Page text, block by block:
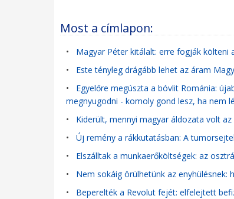
Most a címlapon:
• Magyar Péter kitálalt: erre fogják
• Este tényleg drágább lehet az áram
• Egyelőre megúszta a bóvlit Románia:
megnyugodni - komoly gond lesz, ha nem
• Kiderült, mennyi magyar áldozata volt
• Új remény a rákkutatásban: A
• Elszálltak a munkaerőköltségek: az
• Nem sokáig örülhetünk az enyhülésnek:
• Beperelték a Revolut fejét: elfelejtett